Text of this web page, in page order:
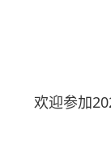
欢迎参加